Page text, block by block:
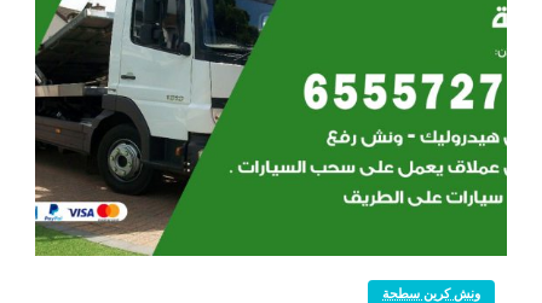
ونش كرين سطحة